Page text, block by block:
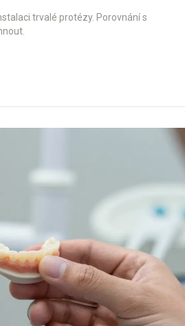
trvalé protézy. Porovnání s